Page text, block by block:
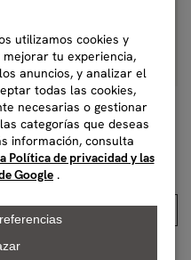
(0)
Davines Naturaltech ELEVATING
Massage Oil 100 ml
100 ml
Aceite de masaje para piel y manos.
₡49,000.00 IVAI
1 disponibles
Comprar